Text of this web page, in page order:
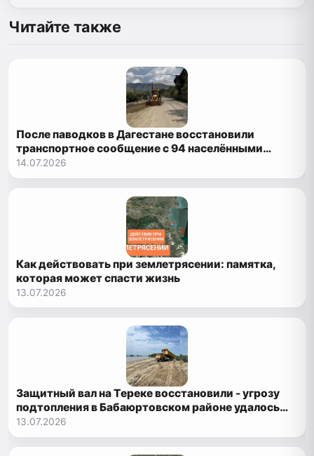
Читайте также
После паводков в Дагестане восстановили
транспортное сообщение с 94 населёнными
пунктами
14.07.2026
Как действовать при землетрясении: памятка,
которая может спасти жизнь
13.07.2026
Защитный вал на Тереке восстановили - угрозу
подтопления в Бабаюртовском районе удалось
предотвратить
13.07.2026